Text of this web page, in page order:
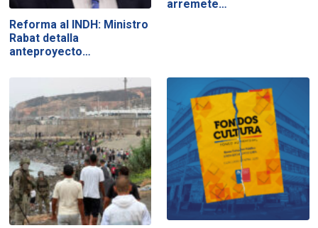
Reforma al INDH: Ministro
Rabat detalla
anteproyecto…
arremete…